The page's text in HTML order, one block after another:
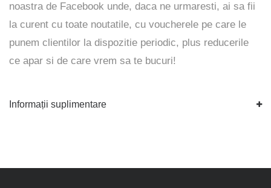
noastra de Facebook unde, daca ne urmaresti, ai sa fii
la curent cu toate noutatile, cu voucherele pe care le
punem clientilor la dispozitie periodic, plus reducerile
ce apar si de care vrem sa te bucuri!
Informații suplimentare